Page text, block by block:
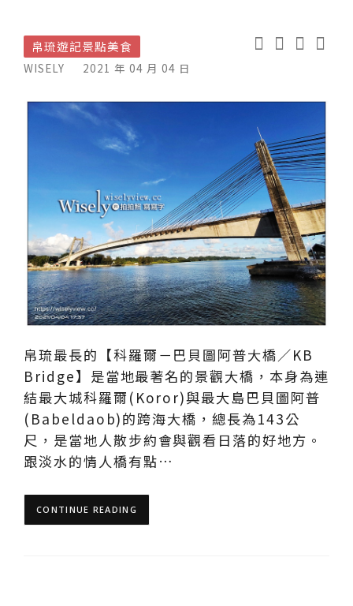
帛琉遊記景點美食
WISELY 2021 年 04 月 04 日
帛琉最長的【科羅爾－巴貝圖阿普大橋／KB
Bridge】是當地最著名的景觀大橋，本身為連
結最大城科羅爾(Koror)與最大島巴貝圖阿普
(Babeldaob)的跨海大橋，總長為143公
尺，是當地人散步約會與觀看日落的好地方。
跟淡水的情人橋有點…
CONTINUE READING